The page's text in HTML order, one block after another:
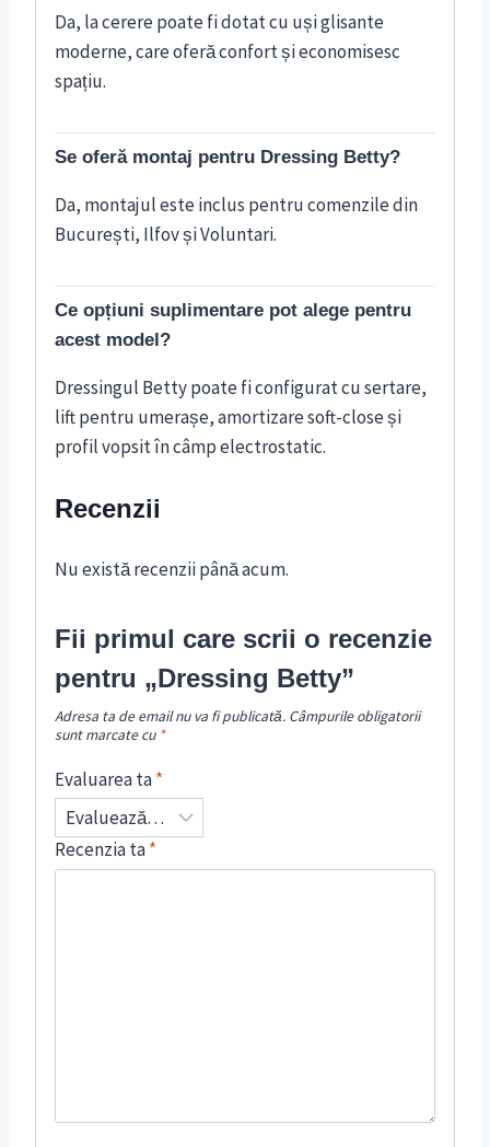
Da, la cerere poate fi dotat cu uși glisante
moderne, care oferă confort și economisesc
spațiu.
Se oferă montaj pentru Dressing Betty?
Da, montajul este inclus pentru comenzile din
București, Ilfov și Voluntari.
Ce opțiuni suplimentare pot alege pentru
acest model?
Dressingul Betty poate fi configurat cu sertare,
lift pentru umerașe, amortizare soft-close și
profil vopsit în câmp electrostatic.
Recenzii
Nu există recenzii până acum.
Fii primul care scrii o recenzie
pentru „Dressing Betty”
Adresa ta de email nu va fi publicată. Câmpurile obligatorii
sunt marcate cu *
Evaluarea ta*
Recenzia ta*